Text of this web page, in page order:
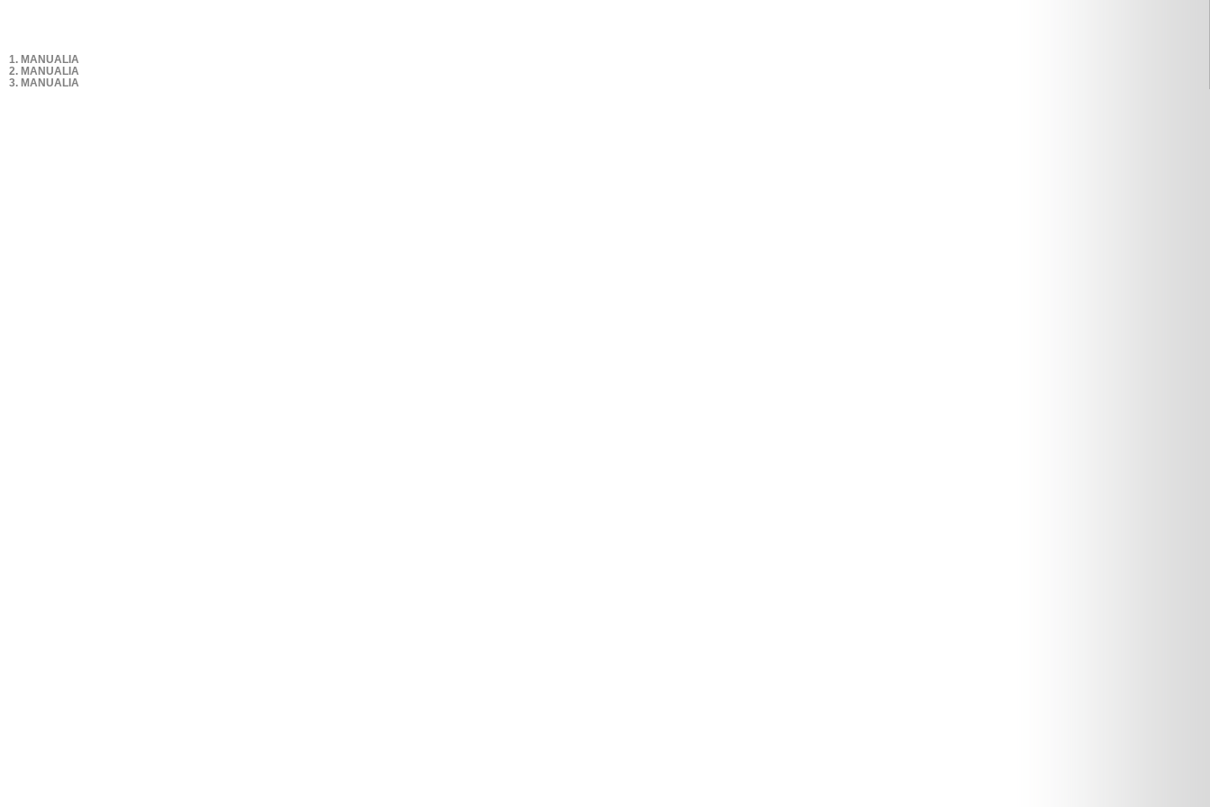
1. MANUALIA
2. MANUALIA
3. MANUALIA